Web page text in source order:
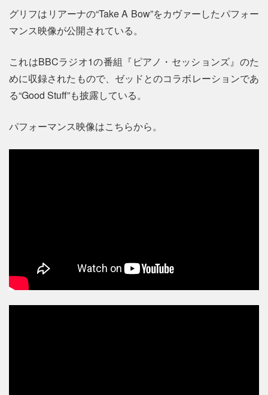
グリフはリアーナの“Take A Bow”をカヴァーしたパフォー
マンス映像が公開されている。
これはBBCラジオ1の番組『ピアノ・セッションズ』のた
めに収録されたもので、ゼッドとのコラボレーションであ
る“Good Stuff”も披露している。
パフォーマンス映像はこちらから。